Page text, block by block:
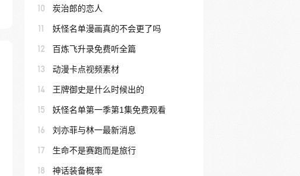
10 炭治郎的恋人
11 妖怪名单漫画真的不会更了吗
12 百炼飞升录免费听全篇
13 动漫卡点视频素材
14 王牌御史是什么时候出的
15 妖怪名单第一季第1集免费观看
16 刘亦菲与林一最新消息
17 生命不是赛跑而是旅行
18 神话装备概率